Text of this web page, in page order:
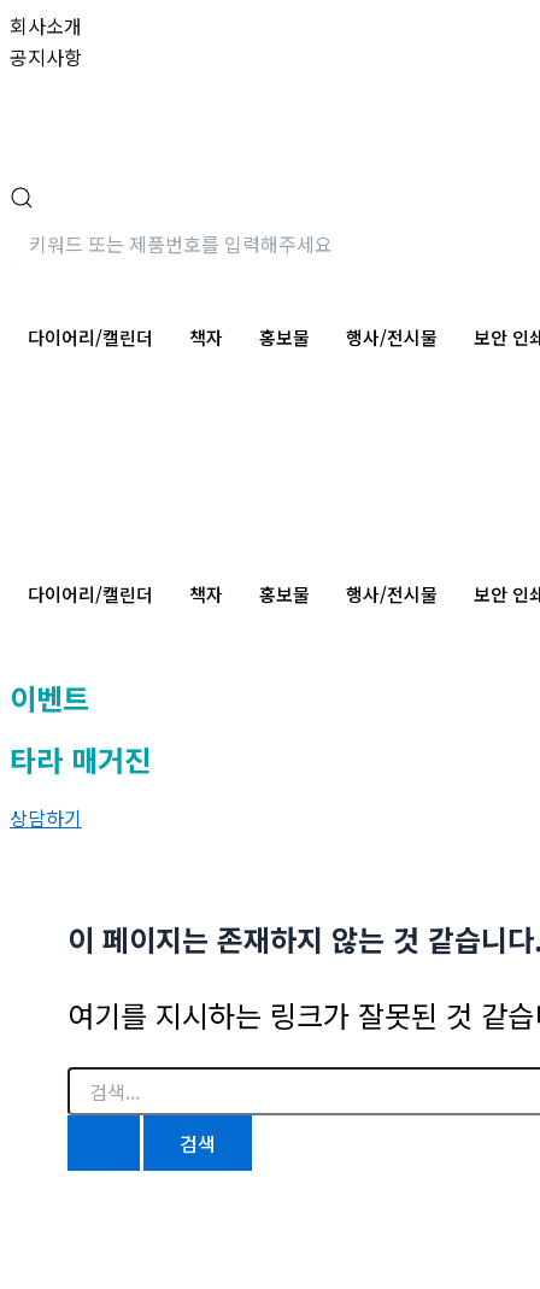
콘
텐
뛰
회사소개
공지사항
다이어리/캘린더 책자 홍보물 행사/전시물 보안 인
다이어리/캘린더 책자 홍보물 행사/전시물 보안 인
이벤트
타라 매거진
상담하기
이 페이지는 존재하지 않는 것 같습니
여기를 지시하는 링크가 잘못된 것 같
검
색
대